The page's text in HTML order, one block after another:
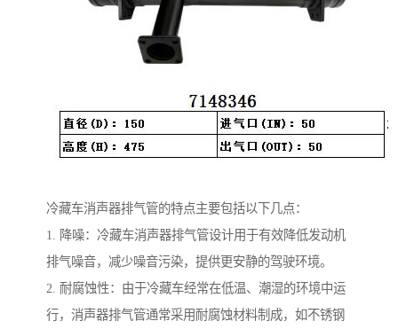
冷藏车消声器排气管的特点主要包括以下几点：
1. 降噪：冷藏车消声器排气管设计用于有效降低发动机
排气噪音，减少噪音污染，提供更安静的驾驶环境。
2. 耐腐蚀性：由于冷藏车经常在低温、潮湿的环境中运
行，消声器排气管通常采用耐腐蚀材料制成，如不锈钢